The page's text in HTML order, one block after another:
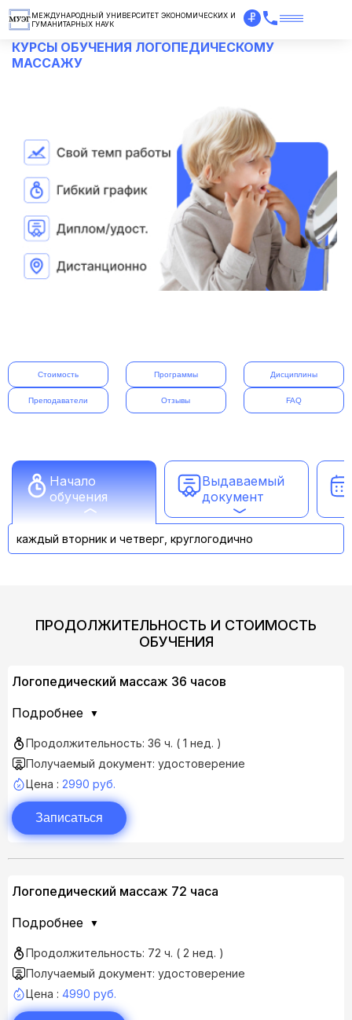
МЕЖДУНАРОДНЫЙ УНИВЕРСИТЕТ ЭКОНОМИЧЕСКИХ И
ГУМАНИТАРНЫХ НАУК
КУРСЫ ОБУЧЕНИЯ ЛОГОПЕДИЧЕСКОМУ
МАССАЖУ
Стоимость Программы Дисциплины
Преподаватели Отзывы FAQ
Начало
обучения
Выдаваемый
документ
каждый вторник и четверг, круглогодично
ПРОДОЛЖИТЕЛЬНОСТЬ И СТОИМОСТЬ
ОБУЧЕНИЯ
Логопедический массаж 36 часов
Подробнее
Продолжительность: 36 ч. ( 1 нед. )
Получаемый документ: удостоверение
Цена : 2990 руб.
Записаться
Логопедический массаж 72 часа
Подробнее
Продолжительность: 72 ч. ( 2 нед. )
Получаемый документ: удостоверение
Цена : 4990 руб.